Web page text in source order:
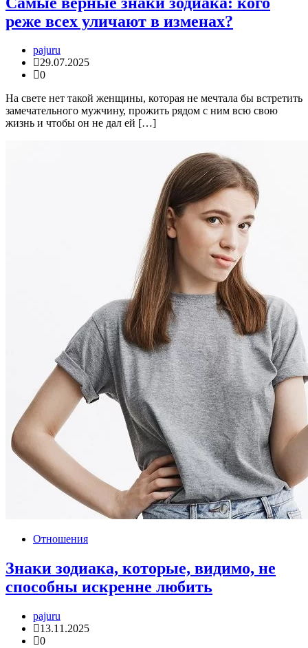
реже всех уличают в изменах?
pajuru
29.07.2025
0
На свете нет такой женщины, которая не мечтала бы встретить
замечательного мужчину, прожить рядом с ним всю свою
жизнь и чтобы он не дал ей […]
Отношения
Знаки зодиака, которые, видимо, не
способны искренне любить
pajuru
13.11.2025
0